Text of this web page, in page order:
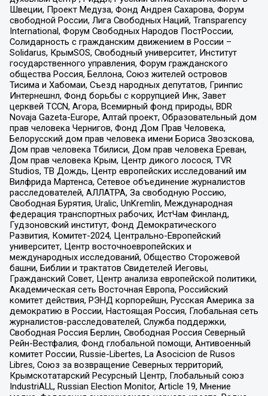
Швеции, Проект Медуза, Фонд Андрея Сахарова, Форум
свободной России, Лига Свободных Наций, Transparеncy
International, Форум Свободных Народов ПостРоссии,
Солидарность с гражданским движением в России –
Solidarus, КрымSOS, Свободный университет, Институт
государственного управления, Форум гражданского
общества Россия, Беллона, Союз жителей островов
Тисима и Хабомаи, Съезд народных депутатов, Гринпис
Интернешнл, Фонд борьбы с коррупцией Инк, Завет
церквей TCCN, Агора, Всемирный фонд природы, BDR
Novaja Gazeta-Europe, Алтай проект, Образовательный дом
прав человека Чернигов, Фонд Дом Прав Человека,
Белорусский дом прав человека имени Бориса Звозскова,
Дом прав человека Тбилиси, Дом прав человека Ереван,
Дом прав человека Крым, Центр дикого лосося, TVR
Studios, ТВ Дождь, Центр европейских исследований им
Вилфрида Мартенса, Сетевое объединение журналистов
расследователей, АЛЛАТРА, За свободную Россию,
Свободная Бурятия, Uralic, UnKremlin, Международная
федерация транспортных рабочих, ИстЧам Финланд,
Гудзоновский институт, Фонд Демократического
Развития, Комитет-2024, Центрально-Европейский
университет, Центр восточноевропейских и
международных исследований, Общество Сторожевой
башни, Библии и трактатов Свидетелей Иеговы,
Гражданский Совет, Центр анализа европейской политики,
Академическая сеть Восточная Европа, Российский
комитет действия, РЭНД корпорейшн, Русская Америка за
демократию в России, Настоящая Россия, Глобальная сеть
журналистов-расследователей, Служба поддержки,
Свободная Россия Берлин, Свободная Россия Северный
Рейн-Вестфалия, Фонд глобальной помощи, Антивоенный
комитет России, Russie-Libertes, La Asocicion de Rusos
Libres, Союз за возвращение Северных территорий,
Крымскотатарский Ресурсный Центр, Глобальный союз
IndustriALL, Russian Election Monitor, Article 19, Мнение